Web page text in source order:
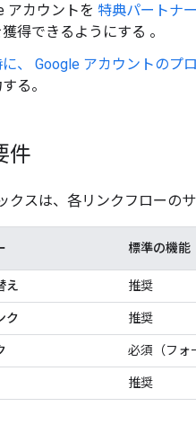
アカウントを 特典パートナ
獲得できるようにする 。
に、 Google アカウントのプ
る。
件
クスは、各リンクフローの
標準の機能
え 推奨
ク 推奨
必須（フォ
推奨